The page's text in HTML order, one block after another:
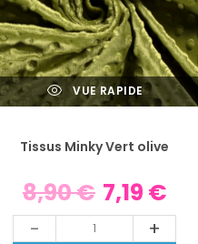
VUE RAPIDE
Tissus Minky Vert olive
8,90€ 7,19 €
- +